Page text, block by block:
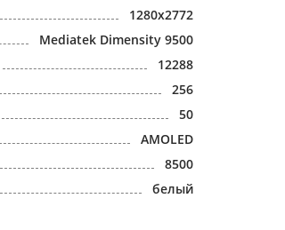
1280x2772
Mediatek Dimensity 9500
12288
256
50
AMOLED
8500
белый